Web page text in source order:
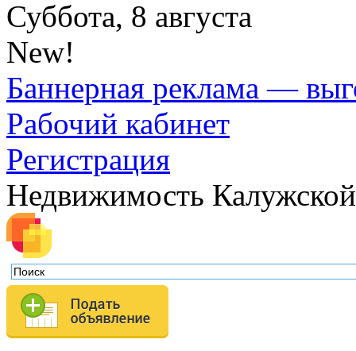
Суббота, 8 августа
New!
Баннерная реклама —
Рабочий кабинет
Регистрация
Недвижимость